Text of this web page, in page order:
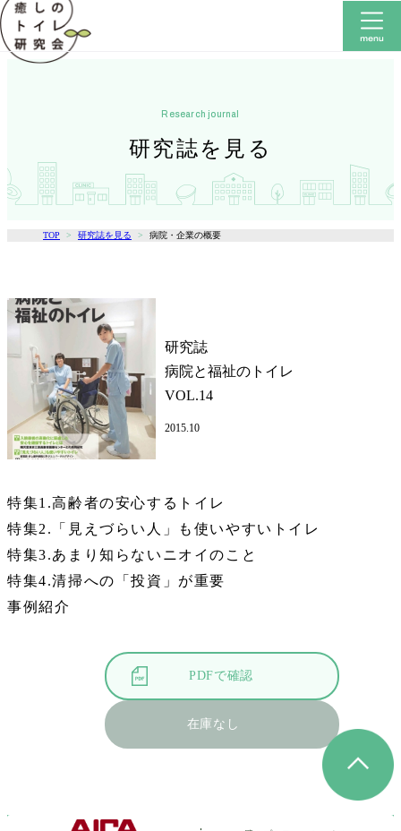
研究誌を見る
research journal
TOP 研究誌を見る 病院・企業の概要
研究誌
病院と福祉のトイレ
VOL.14
2015.10
特集1.高齢者の安心するトイレ
特集2.「見えづらい人」も使いやすいトイレ
特集3.あまり知らないニオイのこと
特集4.清掃への「投資」が重要
事例紹介
PDFで確認
在庫なし